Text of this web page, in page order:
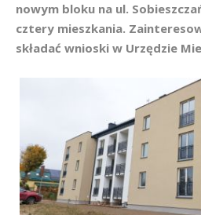
nowym bloku na ul.
cztery mieszkania.
składać wnioski w Urzędzie